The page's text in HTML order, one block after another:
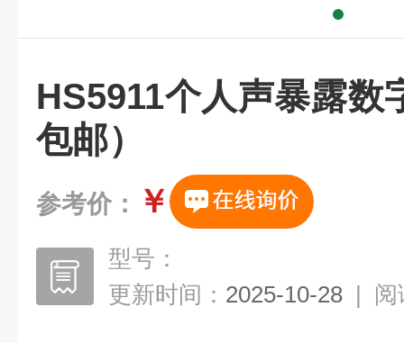
HS5911个人声暴露数
包邮）
参考价： ￥
型号：
更新时间： 2025-10-28 | 阅